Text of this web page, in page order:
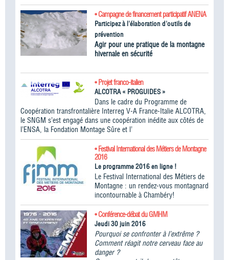
• Campagne de financement participatif ANENA
Participez à l'élaboration d'outils de
prévention
Agir pour une pratique de la montagne
hivernale en sécurité
• Projet franco-italien
ALCOTRA « PROGUIDES »
Dans le cadre du Programme de
Coopération transfrontalière Interreg V-A France-Italie ALCOTRA,
le SNGM s’est engagé dans une coopération inédite aux côtés de
l’ENSA, la Fondation Montage Sûre et l’
• Festival International des Métiers de Montagne
2016
Le programme 2016 en ligne !
Le Festival International des Métiers de
Montagne : un rendez-vous montagnard
incontournable à Chambéry!
• Conférence-débat du GMHM
Jeudi 30 juin 2016
Pourquoi se confronter à l’extrême ?
Comment réagit notre cerveau face au
danger ?